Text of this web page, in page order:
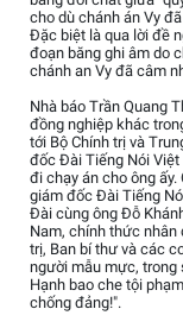
cho dù chánh án Vy
Đặc biệt là qua lời đề
đoạn băng ghi âm do
chánh an Vy đã câm
Nhà báo Trần Quang
đồng nghiệp khác
tới Bộ Chính trị và
đốc Đài Tiếng Nói Việt
đi chạy án cho ông ấy.
giám đốc Đài Tiếng
Đài cùng ông Đỗ
Nam, chính thức nhân
trị, Ban bí thư và các
người mẫu mực, trong
Hạnh bao che tội
chống đảng!".